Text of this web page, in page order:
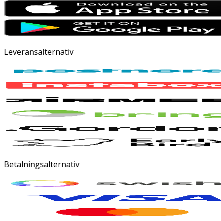
Leveransalternativ
Betalningsalternativ